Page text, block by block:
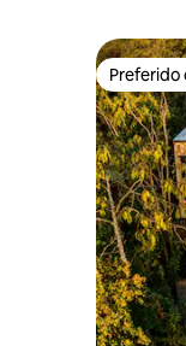
Preferido
Preferido